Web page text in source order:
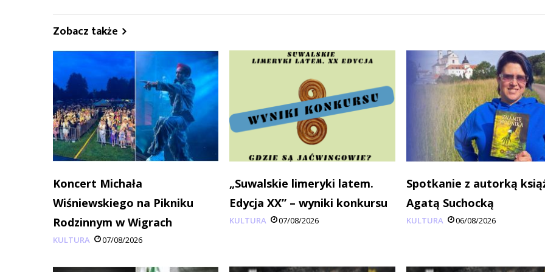
Zobacz także
Koncert Michała
Wiśniewskiego na Pikniku
Rodzinnym w Wigrach
KULTURA 07/08/2026
„Suwalskie limeryki latem.
Edycja XX” – wyniki konkursu
KULTURA 07/08/2026
Spotkanie z autorką
Agatą Suchocką
KULTURA 06/08/2026